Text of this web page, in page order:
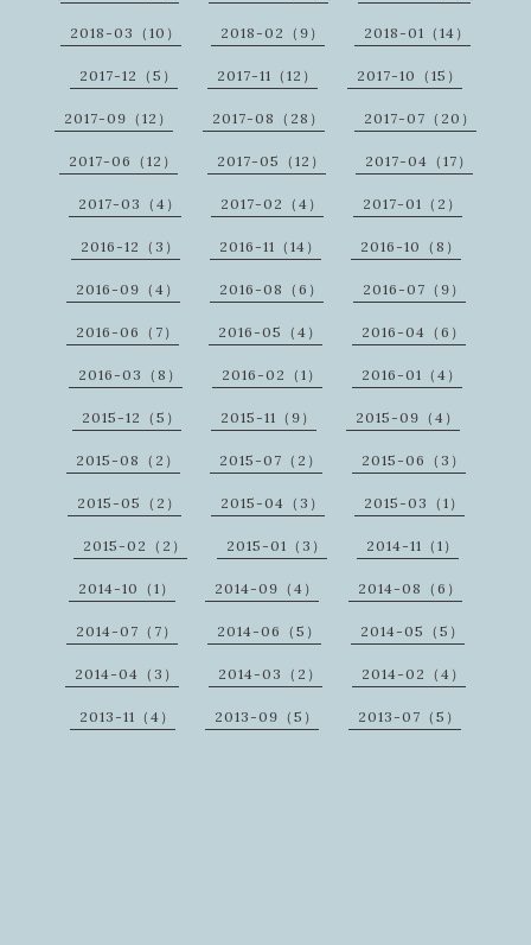
2018-03（10） 2018-02（9） 2018-01（14）
2017-12（5） 2017-11（12） 2017-10（15）
2017-09（12） 2017-08（28） 2017-07（20）
2017-06（12） 2017-05（12） 2017-04（17）
2017-03（4） 2017-02（4） 2017-01（2）
2016-12（3） 2016-11（14） 2016-10（8）
2016-09（4） 2016-08（6） 2016-07（9）
2016-06（7） 2016-05（4） 2016-04（6）
2016-03（8） 2016-02（1） 2016-01（4）
2015-12（5） 2015-11（9） 2015-09（4）
2015-08（2） 2015-07（2） 2015-06（3）
2015-05（2） 2015-04（3） 2015-03（1）
2015-02（2） 2015-01（3） 2014-11（1）
2014-10（1） 2014-09（4） 2014-08（6）
2014-07（7） 2014-06（5） 2014-05（5）
2014-04（3） 2014-03（2） 2014-02（4）
2013-11（4） 2013-09（5） 2013-07（5）